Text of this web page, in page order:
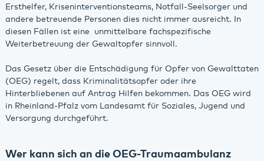
Ersthelfer, Kriseninterventionsteams, Notfall-Seelsorger und
andere betreuende Personen dies nicht immer ausreicht. In
diesen Fällen ist eine unmittelbare fachspezifische
Weiterbetreuung der Gewaltopfer sinnvoll.
Das Gesetz über die Entschädigung für Opfer von Gewalttaten
(OEG) regelt, dass Kriminalitätsopfer oder ihre
Hinterbliebenen auf Antrag Hilfen bekommen. Das OEG wird
in Rheinland-Pfalz vom Landesamt für Soziales, Jugend und
Versorgung durchgeführt.
Wer kann sich an die OEG-Traumaambulanz